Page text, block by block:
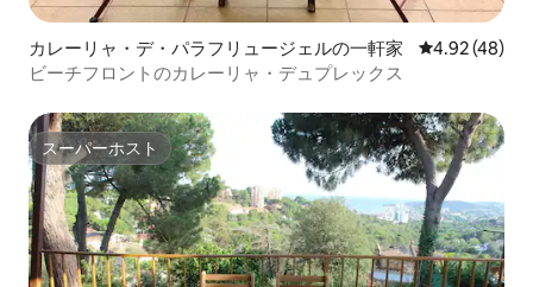
カレーリャ・デ・パラフリュージェルの一軒家 レビュー48
4.92 (48)
ビーチフロントのカレーリャ・デュプレックス
スーパーホスト
スーパーホスト